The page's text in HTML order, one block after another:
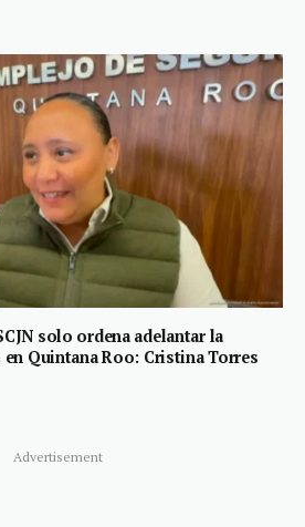
solo ordena adelantar la
Quintana Roo: Cristina Torres
Advertisement